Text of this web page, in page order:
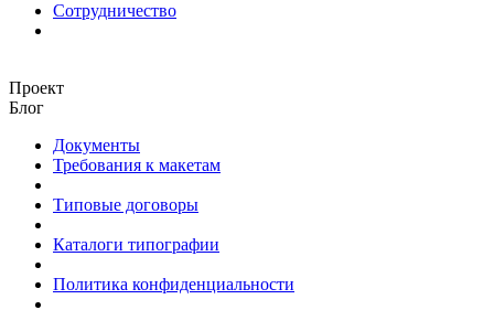
Сотрудничество
Проект
Блог
Документы
Требования к макетам
Типовые договоры
Каталоги типографии
Политика конфиденциальности